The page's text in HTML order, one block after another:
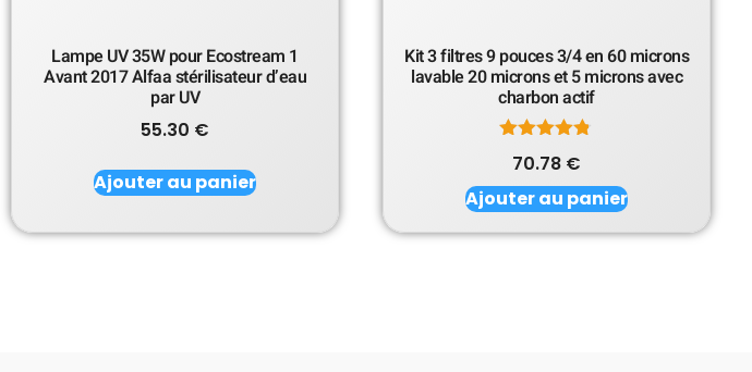
Lampe UV 35W pour Ecostream 1
Avant 2017 Alfaa stérilisateur d’eau
par UV
55.30 €
Ajouter au panier
Kit 3 filtres 9 pouces 3/4 en 60 microns
lavable 20 microns et 5 microns avec
charbon actif
4.75
sur 5
70.78 €
Ajouter au panier